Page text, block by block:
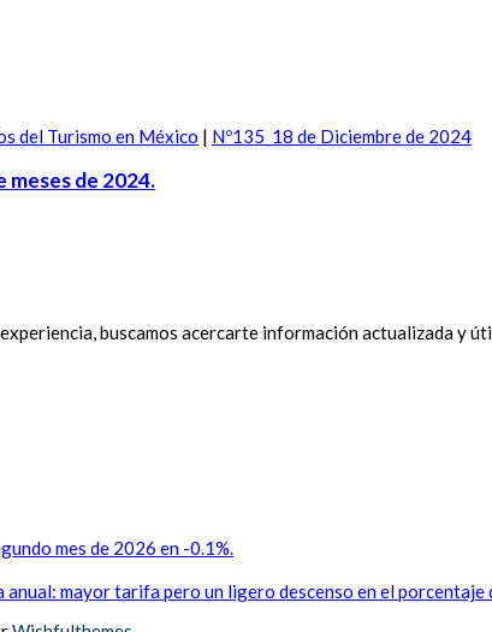
del Turismo en México | Nº135_18 de Diciembre de 2024
de 2024.
buscamos acercarte información actualizada y
mes de 2026 en -0.1%.
mayor tarifa pero un ligero descenso en el porcentaje